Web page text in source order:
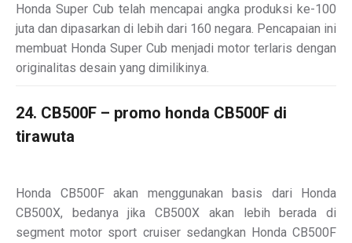
Honda Super Cub telah mencapai angka produksi ke-100
juta dan dipasarkan di lebih dari 160 negara. Pencapaian ini
membuat Honda Super Cub menjadi motor terlaris dengan
originalitas desain yang dimilikinya.
24. CB500F – promo honda CB500F di
tirawuta
Honda CB500F akan menggunakan basis dari Honda
CB500X, bedanya jika CB500X akan lebih berada di
segment motor sport cruiser sedangkan Honda CB500F